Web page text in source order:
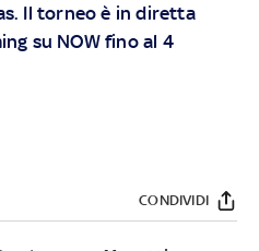
Il torneo è in diretta
su NOWfino al 4
CONDIVIDI